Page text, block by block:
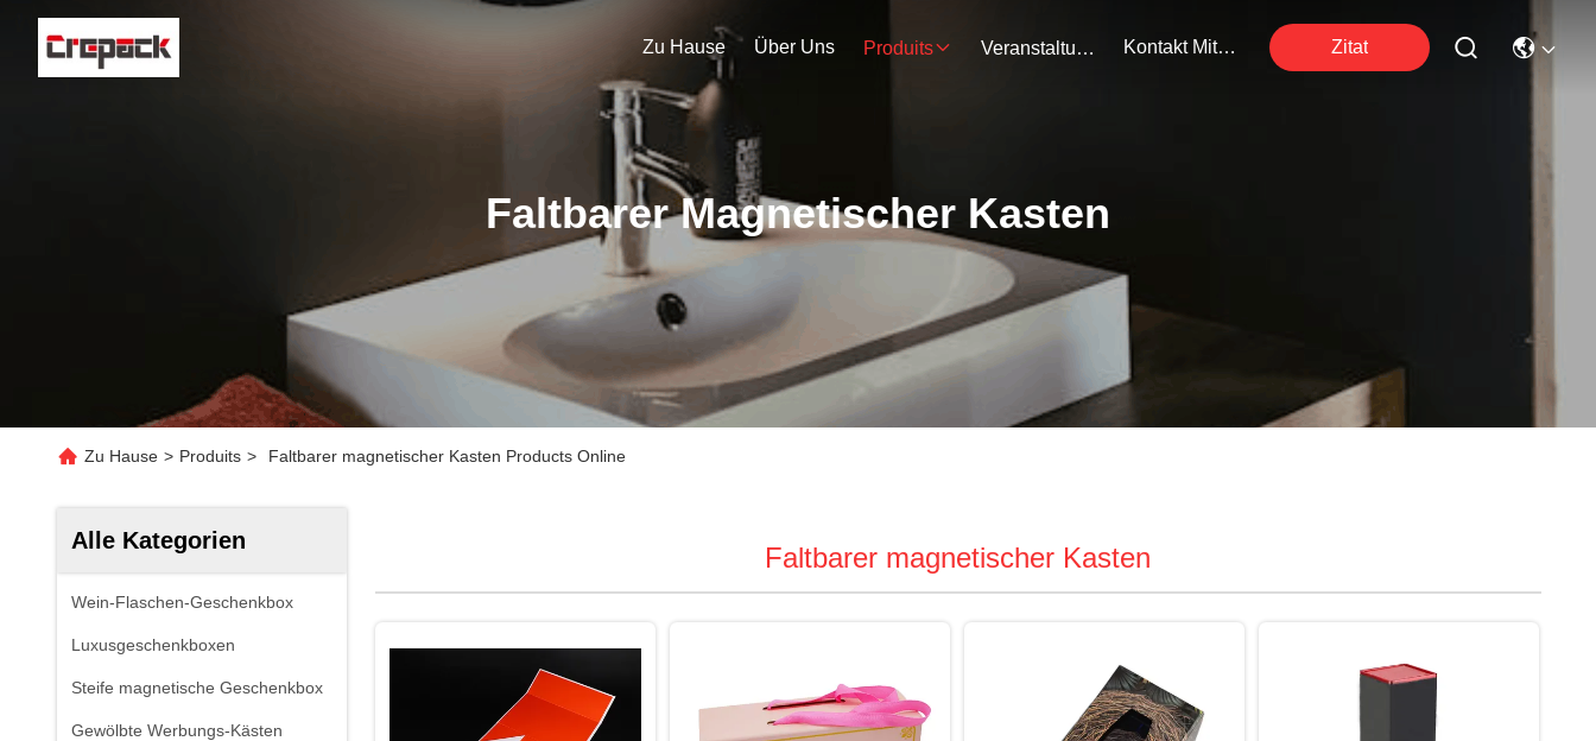
Zu Hause Über Uns Produits Veranstaltungen Kontakt Mit Uns Zitat
Faltbarer Magnetischer Kasten
Zu Hause > Produits > Faltbarer magnetischer Kasten Products Online
Alle Kategorien
Wein-Flaschen-Geschenkbox
Luxusgeschenkboxen
Steife magnetische Geschenkbox
Gewölbte Werbungs-Kästen
Faltbarer magnetischer Kasten